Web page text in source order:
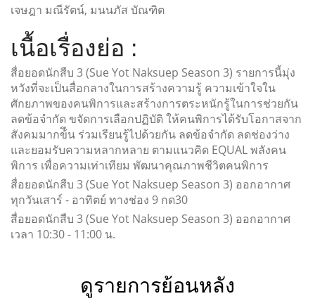
เจษฎา มณีรัตน์, มนนภัส บัณฑิต
เนื้อเรื่องย่อ :
สื่อยอดนักสืบ 3 (Sue Yot Naksuep Season 3) รายการนี้มุ่ง
หวังที่จะเป็นสื่อกลางในการสร้างความรู้ ความเข้าใจใน
ศักยภาพของคนพิการและสร้างการตระหนักรู้ในการช่วยกัน
ลดข้อจำกัด ขจัดการเลือกปฏิบัติ ให้คนพิการได้รับโอกาสจาก
สังคมมากข้ึน ร่วมเรียนรู้ไปด้วยกัน ลดข้อจำกัด ลดช่องว่าง
และยอมรับความหลากหลาย ตามแนวคิด EQUAL พลังคน
พิการ เพื่อความเท่าเทียม พัฒนาคุณภาพชีวิตคนพิการ
สื่อยอดนักสืบ 3 (Sue Yot Naksuep Season 3) ออกอากาศ
ทุกวันเสาร์ - อาทิตย์ ทางช่อง 9 กด30
สื่อยอดนักสืบ 3 (Sue Yot Naksuep Season 3) ออกอากาศ
เวลา 10:30 - 11:00 น.
ดูรายการย้อนหลัง